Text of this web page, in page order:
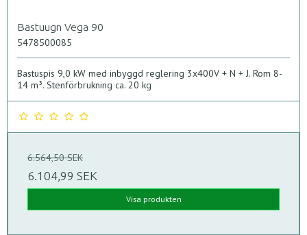
Bastuugn Vega 90
5478500085
Bastuspis 9,0 kW med inbyggd reglering 3x400V + N + J. Rom 8-
14 m³. Stenförbrukning ca. 20 kg
6.564,50 SEK
6.104,99 SEK
Visa produkten